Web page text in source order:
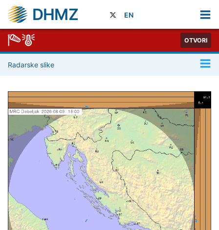
DHMZ EN
OTVORI
Radarske slike